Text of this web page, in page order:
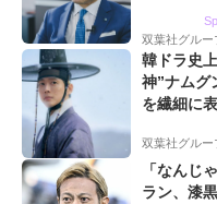
双葉社グルー
韓ドラ史
神”ナムグ
を繊細に
双葉社グルー
「なんじ
ラン、漆